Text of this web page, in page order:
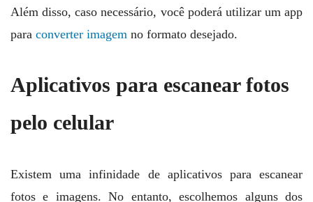
Além disso, caso necessário, você poderá utilizar um app
para converter imagem no formato desejado.
Aplicativos para escanear fotos
pelo celular
Existem uma infinidade de aplicativos para escanear
fotos e imagens. No entanto, escolhemos alguns dos